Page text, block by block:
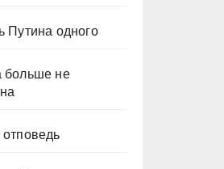
Путина одного
больше не